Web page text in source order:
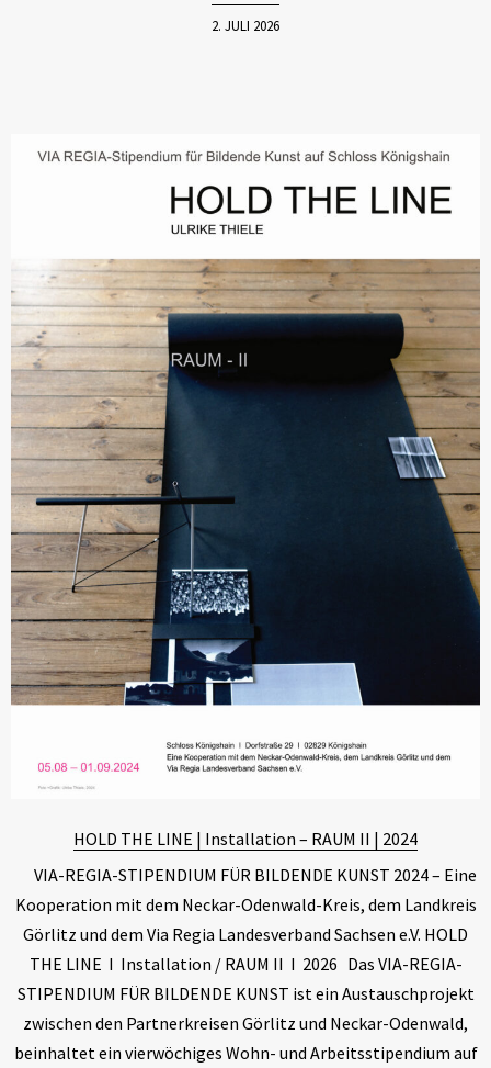
2. JULI 2026
HOLD THE LINE | Installation – RAUM II | 2024
VIA-REGIA-STIPENDIUM FÜR BILDENDE KUNST 2024 – Eine
Kooperation mit dem Neckar-Odenwald-Kreis, dem Landkreis
Görlitz und dem Via Regia Landesverband Sachsen e.V. HOLD
THE LINE I Installation / RAUM II I 2026 Das VIA-REGIA-
STIPENDIUM FÜR BILDENDE KUNST ist ein Austauschprojekt
zwischen den Partnerkreisen Görlitz und Neckar-Odenwald,
beinhaltet ein vierwöchiges Wohn- und Arbeitsstipendium auf